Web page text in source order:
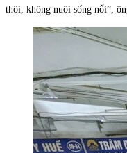
thôi, không nuôi sống nổi”,